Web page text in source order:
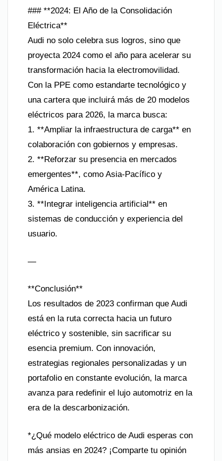
### **2024: El Año de la Consolidación
Eléctrica**
Audi no solo celebra sus logros, sino que
proyecta 2024 como el año para acelerar su
transformación hacia la electromovilidad.
Con la PPE como estandarte tecnológico y
una cartera que incluirá más de 20 modelos
eléctricos para 2026, la marca busca:
1. **Ampliar la infraestructura de carga** en
colaboración con gobiernos y empresas.
2. **Reforzar su presencia en mercados
emergentes**, como Asia-Pacífico y
América Latina.
3. **Integrar inteligencia artificial** en
sistemas de conducción y experiencia del
usuario.
—
**Conclusión**
Los resultados de 2023 confirman que Audi
está en la ruta correcta hacia un futuro
eléctrico y sostenible, sin sacrificar su
esencia premium. Con innovación,
estrategias regionales personalizadas y un
portafolio en constante evolución, la marca
avanza para redefinir el lujo automotriz en la
era de la descarbonización.
*¿Qué modelo eléctrico de Audi esperas con
más ansias en 2024? ¡Comparte tu opinión